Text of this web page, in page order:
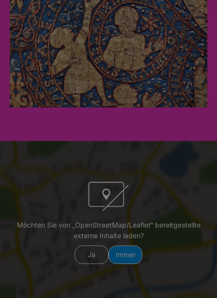
Möchten Sie von „OpenStreetMap/Leaflet“ bereitgestellte
externe Inhalte laden?
Ja Immer